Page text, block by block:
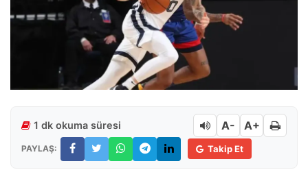
1 dk okuma süresi A- A+
PAYLAŞ: Takip Et